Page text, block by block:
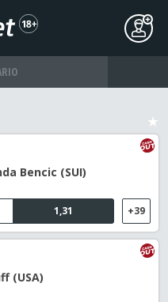
Bencic (SUI)
1,31 +39
(USA)